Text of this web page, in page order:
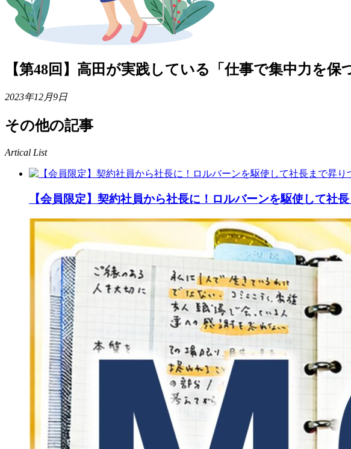
【第48回】高田が実践している「仕事で集中力を保
2023年12月9日
その他の記事
Artical List
【会員限定】契約社員から社長に！ロルバーンを駆使して社